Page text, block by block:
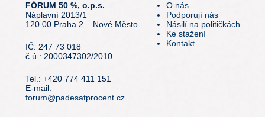
FÓRUM 50 %, o.p.s.
Náplavní 2013/1
120 00 Praha 2 – Nové Město
IČ: 247 73 018
č.ú.: 2000347302/2010
Tel.: +420 774 411 151
E-mail:
forum@padesatprocent.cz
O nás
Podporují nás
Násilí na političkách
Ke stažení
Kontakt